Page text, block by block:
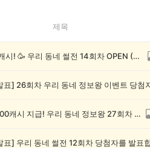
제목
전원 1,000캐시! 🥳 우리 동네 썰전 14회차 OPEN (~8/17)
💸 전원 2,000캐시 지급! 우리 동네 정보왕 27회차 (~8/10)